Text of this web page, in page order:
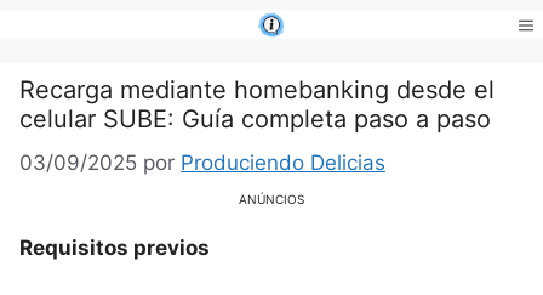
contenido
Recarga mediante homebanking desde el
celular SUBE: Guía completa paso a paso
03/09/2025 por Produciendo Delicias
ANÚNCIOS
Requisitos previos